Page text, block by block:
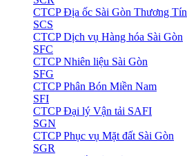
CTCP Địa ốc Sài Gòn Thương Tín
SCS
CTCP Dịch vụ Hàng hóa Sài Gòn
SFC
CTCP Nhiên liệu Sài Gòn
SFG
CTCP Phân Bón Miền Nam
SFI
CTCP Đại lý Vận tải SAFI
SGN
CTCP Phục vụ Mặt đất Sài Gòn
SGR